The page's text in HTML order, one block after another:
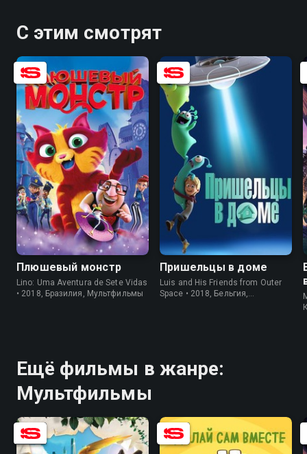
С этим смотрят
6.5 5.6
Плюшевый монстр
Lino: Uma Aventura de Sete Vidas
• 2018, Бразилия, Мультфильмы
7.2
Пришельцы в доме
Luis and His Friends from Outer
Space • 2018, Бельгия,
Ещё фильмы в жанре:
Мультфильмы